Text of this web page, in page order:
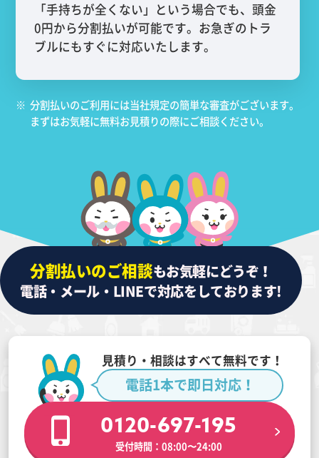
「手持ちが全くない」という場合でも、頭金
0円から分割払いが可能です。お急ぎのトラ
ブルにもすぐに対応いたします。
※ 分割払いのご利用には当社規定の簡単な審査がございます。
まずはお気軽に無料お見積りの際にご相談ください。
分割払いのご相談もお気軽にどうぞ！
電話・メール・LINEで対応をしております!
見積り・相談はすべて無料です！
電話1本で即日対応！
0120-697-195
受付時間：08:00〜24:00